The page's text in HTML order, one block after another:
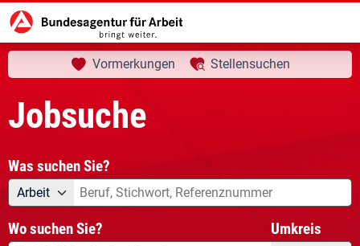
Startseite Jobsuche aktuelle Seite:
Ihre Suche
Vormerkungen Stellensuchen
Jobsuche
Was suchen Sie?
Angebotsart
Arbeit Was suchen Sie?
Wo suchen Sie? Umkreis